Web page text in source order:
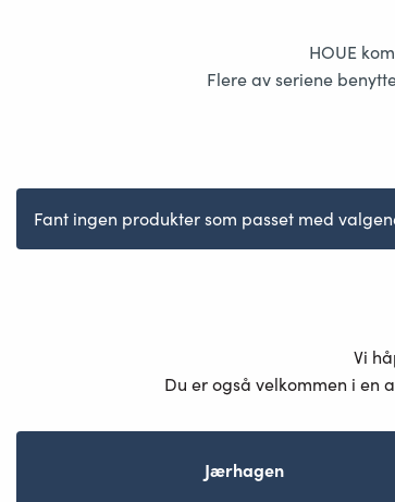
HOUE
Flere av seriene
Fant ingen produkter som passet med
Vi
Du er også velkommen i en
Jærhagen